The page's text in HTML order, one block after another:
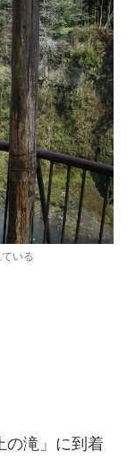
いる
の滝」に到着